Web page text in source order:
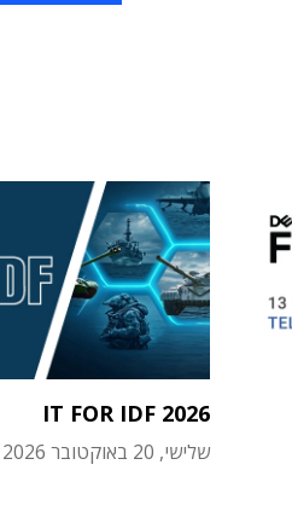
IT FOR IDF 2026
שלישי, 20 באוקטובר 2026